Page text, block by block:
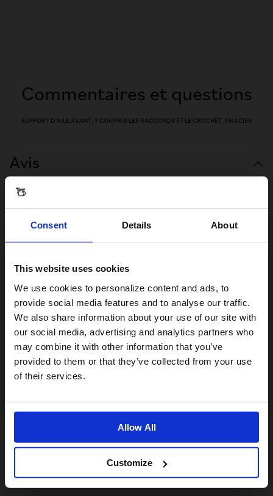
Consent Details About
This website uses cookies
We use cookies to personalize content and ads, to
provide social media features and to analyse our traffic.
We also share information about your use of our site with
our social media, advertising and analytics partners who
may combine it with other information that you’ve
provided to them or that they’ve collected from your use
of their services.
Allow All
Customize
Commentaires et questions
SUPPORT D'AILE AVANT, Y COMPRIS LES RACCORDS ET LE CROCHET, EN ACIER
Avis
Visiting from the United States?
For a better experience, please visit our:
US website